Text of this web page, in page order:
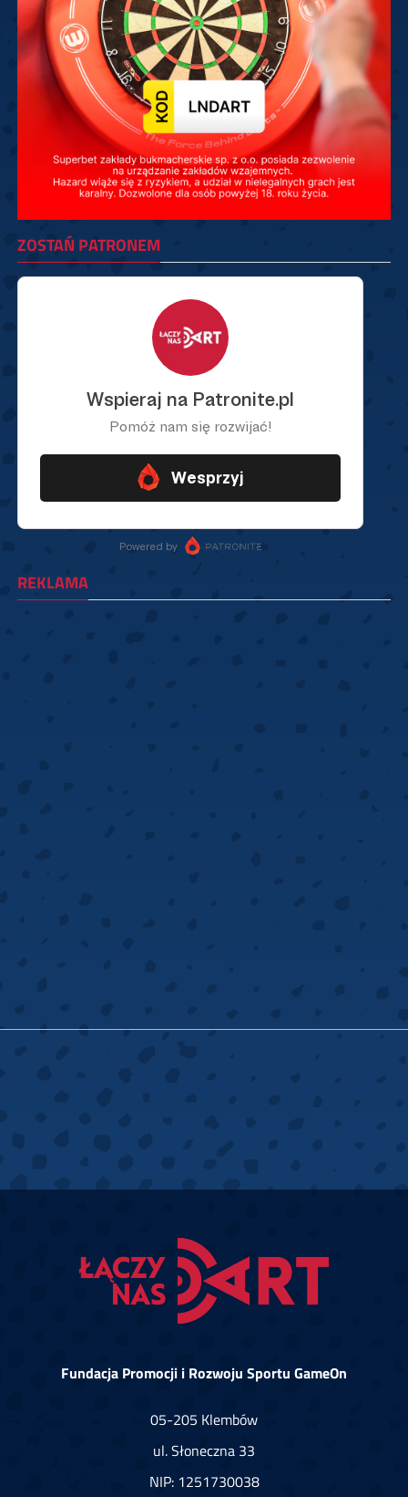
ZOSTAŃ PATRONEM
REKLAMA
Fundacja Promocji i Rozwoju Sportu GameOn
05-205 Klembów
ul. Słoneczna 33
NIP: 1251730038